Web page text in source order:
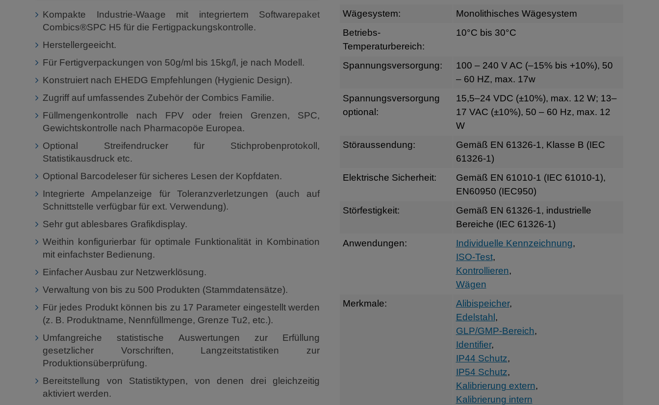
Kompakte Industrie-Waage mit integriertem Softwarepaket
Combics®SPC H5 für die Fertigpackungskontrolle.
Herstellergeeicht.
Für Fertigverpackungen von 50g/ml bis 15kg/l, je nach Modell.
Konstruiert nach EHEDG Empfehlungen (Hygienic Design).
Zugriff auf umfassendes Zubehör der Combics Familie.
Füllmengenkontrolle nach FPV oder freien Grenzen, SPC,
Gewichtskontrolle nach Pharmacopöe Europea.
Optional Streifendrucker für Stichprobenprotokoll,
Statistikausdruck etc.
Optional Barcodeleser für sicheres Lesen der Kopfdaten.
Integrierte Ampelanzeige für Toleranzverletzungen (auch auf
Schnittstelle verfügbar für ext. Verwendung).
Sehr gut ablesbares Grafikdisplay.
Weithin konfigurierbar für optimale Funktionalität in Kombination
mit einfachster Bedienung.
Einfacher Ausbau zur Netzwerklösung.
Verwaltung von bis zu 500 Produkten (Stammdatensätze).
Für jedes Produkt können bis zu 17 Parameter eingestellt werden
(z. B. Produktname, Nennfüllmenge, Grenze Tu2, etc.).
Umfangreiche statistische Auswertungen zur Erfüllung
gesetzlicher Vorschriften, Langzeitstatistiken zur
Produktionsüberprüfung.
Bereitstellung von Statistiktypen, von denen drei gleichzeitig
aktiviert werden.
Wägesystem:
Monolithisches Wägesystem
Betriebs-
Temperaturbereich:
10°C bis 30°C
Spannungsversorgung:
100 – 240 V AC (–15% bis +10%), 50
– 60 HZ, max. 17w
Spannungsversorgung
optional:
15,5–24 VDC (±10%), max. 12 W; 13–
17 VAC (±10%), 50 – 60 Hz, max. 12
W
Störaussendung:
Gemäß EN 61326-1, Klasse B (IEC
61326-1)
Elektrische Sicherheit:
Gemäß EN 61010-1 (IEC 61010-1),
EN60950 (IEC950)
Störfestigkeit:
Gemäß EN 61326-1, industrielle
Bereiche (IEC 61326-1)
Anwendungen:
Individuelle Kennzeichnung,
ISO-Test,
Kontrollieren,
Wägen
Merkmale:
Alibispeicher,
Edelstahl,
GLP/GMP-Bereich,
Identifier,
IP44 Schutz,
IP54 Schutz,
Kalibrierung extern,
Kalibrierung intern